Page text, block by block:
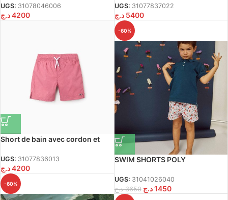
multicolore
UGS: 31078046006
4200د.ج
garçon, multicolore
UGS: 31077837022
5400 د.ج
Short de bain avec cordon et
UGS: 31077836013
4200د.ج
-60%
SWIM SHORTS POLY
UGS: 31041026040
3650 د.ج 1450 د.ج
-60%